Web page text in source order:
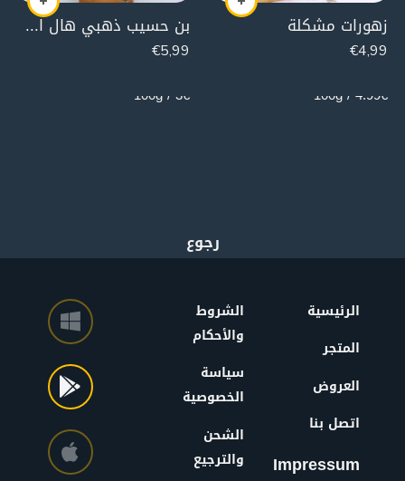
زهورات مشكلة
€4,99
4.99€ / 100g
بن حسيب ذهبي هال اكسترا (الاصلي ) 200 غرام
€5,99
3€ / 100g
الرئيسية
المتجر
العروض
اتصل بنا
Impressum
الشروط
والأحكام
سياسة
الخصوصية
الشحن
والترجيع